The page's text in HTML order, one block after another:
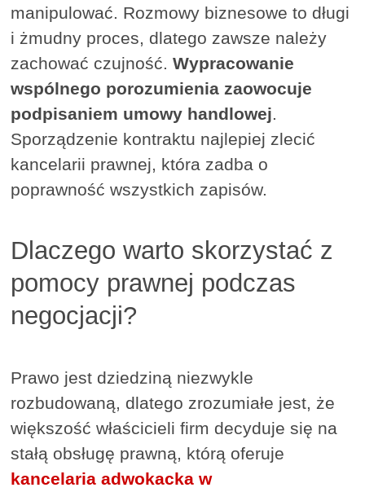
manipulować. Rozmowy biznesowe to długi
i żmudny proces, dlatego zawsze należy
zachować czujność.Wypracowanie
wspólnego porozumienia zaowocuje
podpisaniem umowy handlowej.
Sporządzenie kontraktu najlepiej zlecić
kancelarii prawnej, która zadba o
poprawność wszystkich zapisów.
Dlaczego warto skorzystać z
pomocy prawnej podczas
negocjacji?
Prawo jest dziedziną niezwykle
rozbudowaną, dlatego zrozumiałe jest, że
większość właścicieli firm decyduje się na
stałą obsługę prawną, którą oferuje
kancelaria adwokacka w